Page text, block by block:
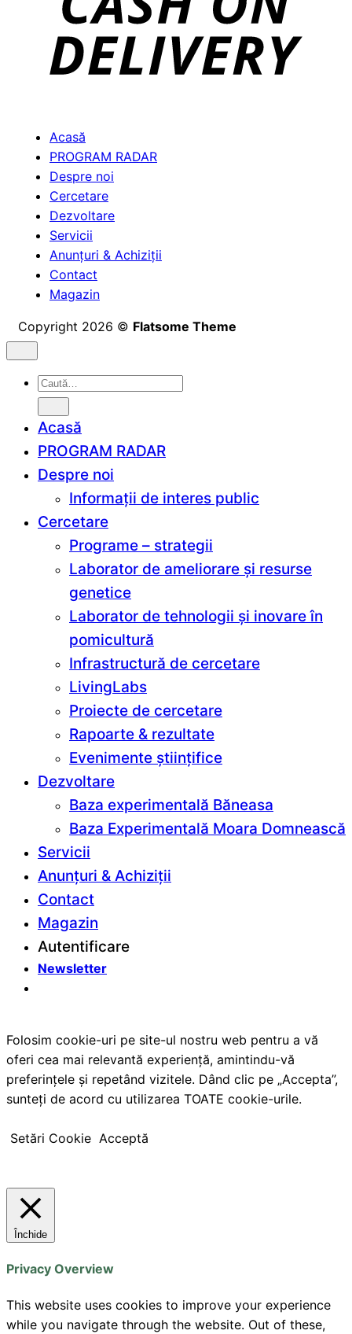
Acasă
PROGRAM RADAR
Despre noi
Cercetare
Dezvoltare
Servicii
Anunțuri & Achiziții
Contact
Magazin
Copyright 2026 © Flatsome Theme
Caută
după:
Acasă
PROGRAM RADAR
Despre noi
Informații de interes public
Cercetare
Programe – strategii
Laborator de ameliorare și resurse
genetice
Laborator de tehnologii și inovare în
pomicultură
Infrastructură de cercetare
LivingLabs
Proiecte de cercetare
Rapoarte & rezultate
Evenimente științifice
Dezvoltare
Baza experimentală Băneasa
Baza Experimentală Moara Domnească
Servicii
Anunțuri & Achiziții
Contact
Magazin
Autentificare
Newsletter
Folosim cookie-uri pe site-ul nostru web pentru a vă
oferi cea mai relevantă experiență, amintindu-vă
preferințele și repetând vizitele. Dând clic pe „Accepta”,
sunteți de acord cu utilizarea TOATE cookie-urile.
Setări Cookie Acceptă
Închide
Privacy Overview
This website uses cookies to improve your experience
while you navigate through the website. Out of these,